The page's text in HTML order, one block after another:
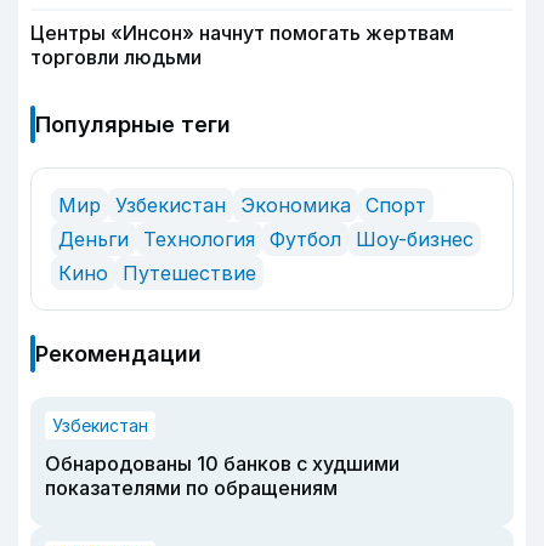
Центры «Инсон» начнут помогать жертвам
торговли людьми
Популярные теги
Мир Узбекистан Экономика Спорт
Деньги
Технология Футбол
Шоу-бизнес
Кино
Путешествие
Рекомендации
Узбекистан
Обнародованы 10 банков с худшими
показателями по обращениям